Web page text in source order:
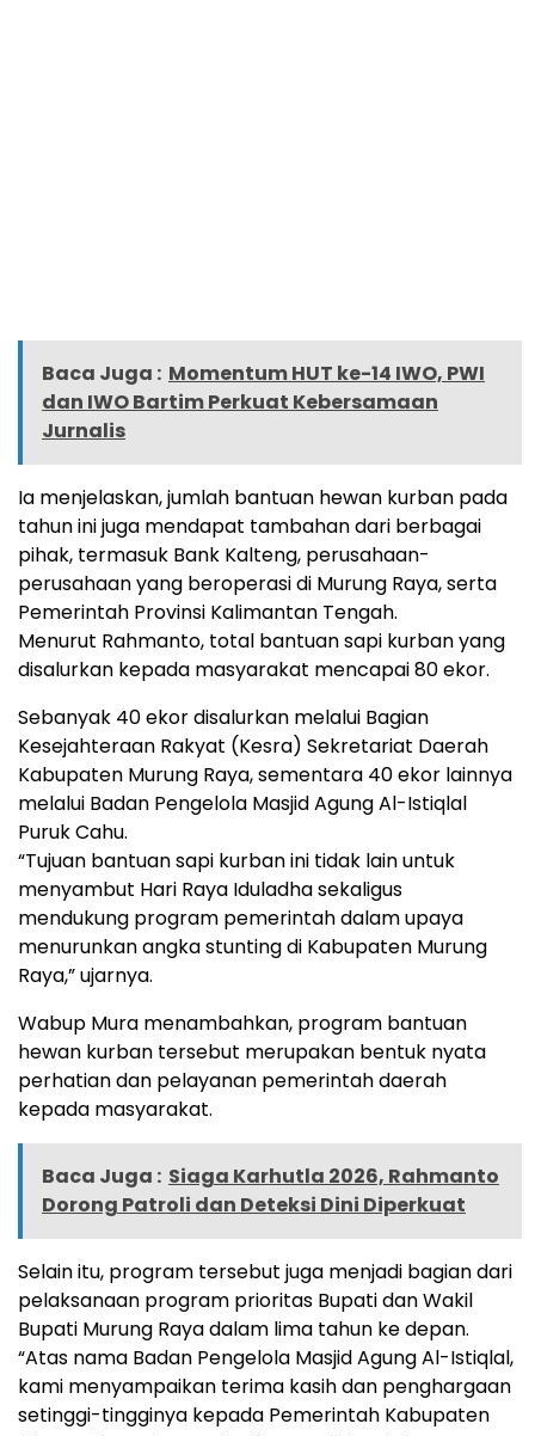
Baca Juga : Momentum HUT ke-14 IWO, PWI
dan IWO Bartim Perkuat Kebersamaan
Jurnalis
Ia menjelaskan, jumlah bantuan hewan kurban pada
tahun ini juga mendapat tambahan dari berbagai
pihak, termasuk Bank Kalteng, perusahaan-
perusahaan yang beroperasi di Murung Raya, serta
Pemerintah Provinsi Kalimantan Tengah.
Menurut Rahmanto, total bantuan sapi kurban yang
disalurkan kepada masyarakat mencapai 80 ekor.
Sebanyak 40 ekor disalurkan melalui Bagian
Kesejahteraan Rakyat (Kesra) Sekretariat Daerah
Kabupaten Murung Raya, sementara 40 ekor lainnya
melalui Badan Pengelola Masjid Agung Al-Istiqlal
Puruk Cahu.
“Tujuan bantuan sapi kurban ini tidak lain untuk
menyambut Hari Raya Iduladha sekaligus
mendukung program pemerintah dalam upaya
menurunkan angka stunting di Kabupaten Murung
Raya,” ujarnya.
Wabup Mura menambahkan, program bantuan
hewan kurban tersebut merupakan bentuk nyata
perhatian dan pelayanan pemerintah daerah
kepada masyarakat.
Baca Juga : Siaga Karhutla 2026, Rahmanto
Dorong Patroli dan Deteksi Dini Diperkuat
Selain itu, program tersebut juga menjadi bagian dari
pelaksanaan program prioritas Bupati dan Wakil
Bupati Murung Raya dalam lima tahun ke depan.
“Atas nama Badan Pengelola Masjid Agung Al-Istiqlal,
kami menyampaikan terima kasih dan penghargaan
setinggi-tingginya kepada Pemerintah Kabupaten